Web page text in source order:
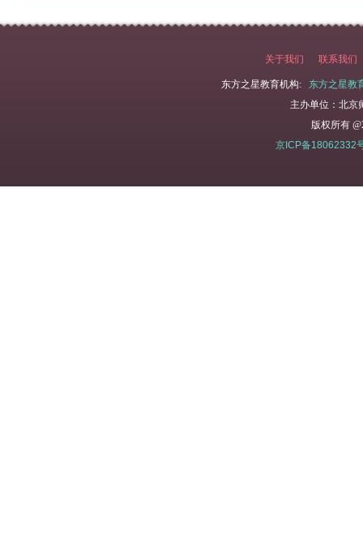
关于我们 联系我们
东方之星教育机构:
东方之星教
主办单位：北京
版权所有
京ICP备18062332